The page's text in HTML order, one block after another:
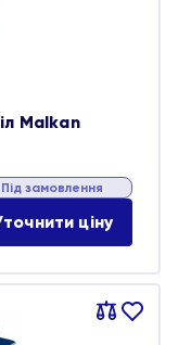
Malkan
Під замовлення
ціну
Порівняти
В